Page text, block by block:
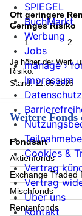
Oft geringere
Geringes Risiko
1
2
Je höher der Wert,
Risiko.
Stand: 11.05.2026
Weitere
Fondsart
Aktienfonds
Exchange Traded
Mischfonds
Rentenfonds
SPIEGEL
BuchMarkt
Werbung
Jobs
manage ›
Impressum
Datenschutz
Cookies &
Vertrag
Vertrag
Über uns
Kontakt